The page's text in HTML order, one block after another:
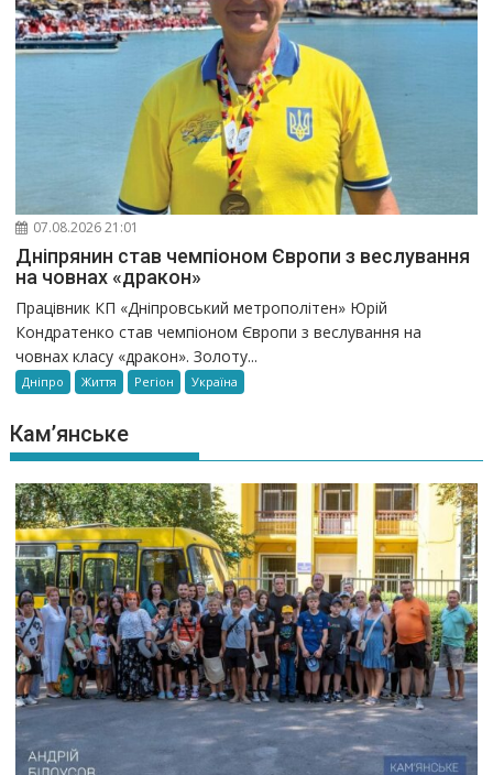
07.08.2026 21:01
Дніпрянин став чемпіоном Європи з веслування
на човнах «дракон»
Працівник КП «Дніпровський метрополітен» Юрій
Кондратенко став чемпіоном Європи з веслування на
човнах класу «дракон». Золоту...
Дніпро Життя Регіон Україна
Кам’янське